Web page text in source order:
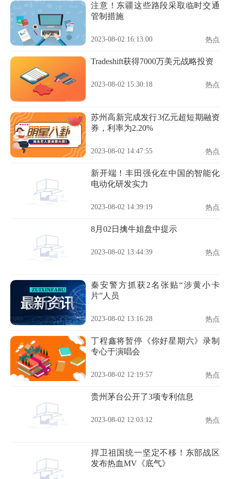
注意！东疆这些路段采取临时交通
管制措施
2023-08-02 16:13:00 热点
Tradeshift获得7000万美元战略投资
2023-08-02 15:30:18 热点
苏州高新完成发行3亿元超短期融资
券，利率为2.20%
2023-08-02 14:47:55 热点
新开端！丰田强化在中国的智能化
电动化研发实力
2023-08-02 14:39:19 热点
8月02日擒牛姐盘中提示
2023-08-02 13:44:39 热点
秦安警方抓获2名张贴“涉黄小卡
片”人员
2023-08-02 13:16:28 热点
丁程鑫将暂停《你好星期六》录制
专心于演唱会
2023-08-02 12:19:57 热点
贵州茅台公开了3项专利信息
2023-08-02 12:03:12 热点
捍卫祖国统一坚定不移！东部战区
发布热血MV《底气》